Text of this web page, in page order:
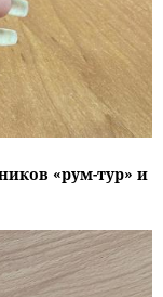
«рум-тур» и